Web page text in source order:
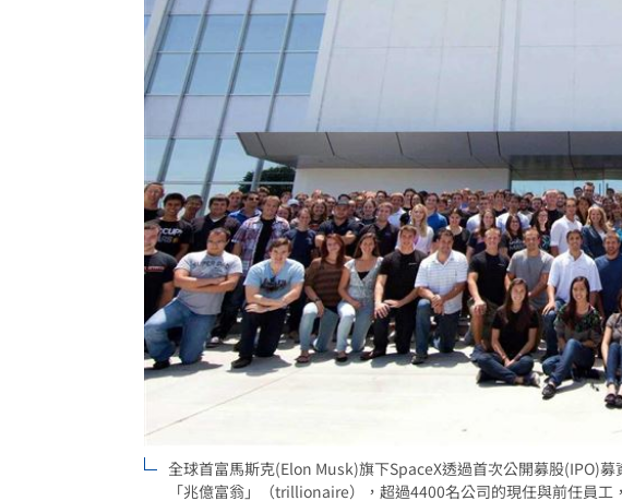
全球首富馬斯克(Elon Musk)旗下SpaceX透過首次公開募股(IPO)
「兆億富翁」（trillionaire），超過4400名公司的現任與前任員